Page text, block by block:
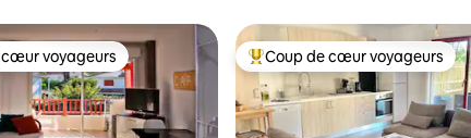
voyageurs parmi les plus aimés
voyageurs Coup de cœur voyageurs
Coup de cœur voyageurs